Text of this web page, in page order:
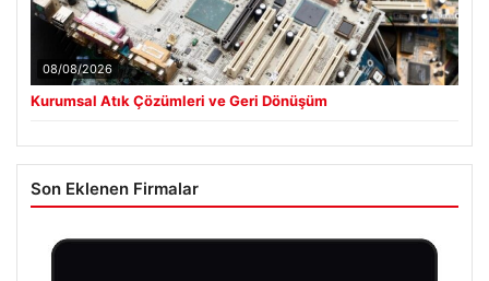
08/08/2026
Kurumsal Atık Çözümleri ve Geri Dönüşüm
Son Eklenen Firmalar